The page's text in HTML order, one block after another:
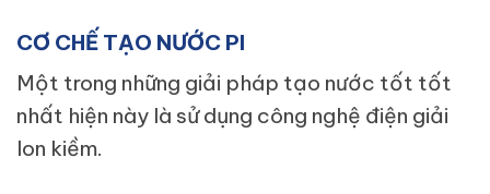
CƠ CHẾ TẠO NƯỚC PI
Một trong những giải pháp tạo nước tốt tốt
nhất hiện này là sử dụng công nghệ điện giải
Ion kiềm.